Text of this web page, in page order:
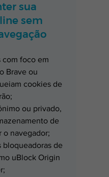
sua
sem
com foco em
Brave ou
cookies de
ou privado,
de
o navegador;
bloqueadoras de
uBlock Origin